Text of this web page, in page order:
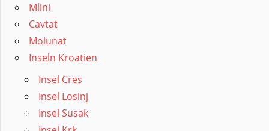
Mlini
Cavtat
Molunat
Inseln Kroatien
Insel Cres
Insel Losinj
Insel Susak